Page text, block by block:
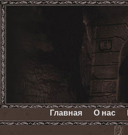
Главная О нас